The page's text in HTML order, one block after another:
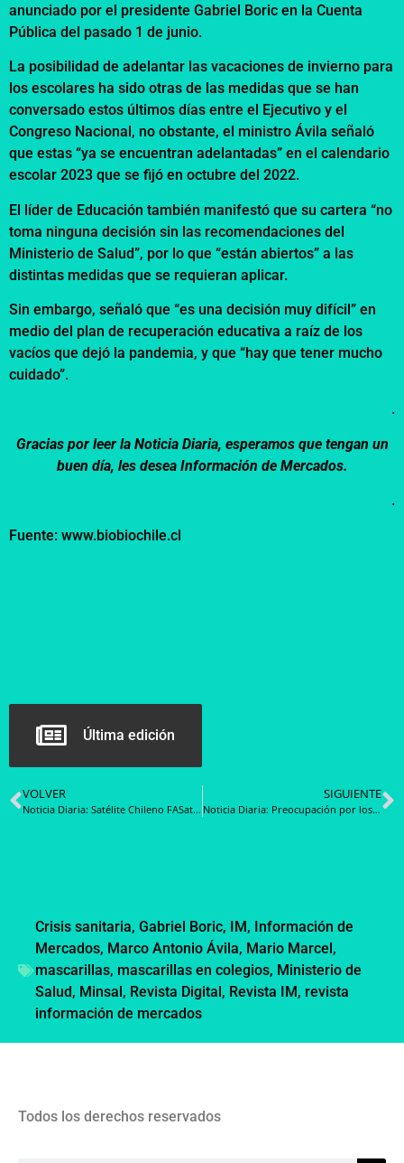
anunciado por el presidente Gabriel Boric en la Cuenta
Pública del pasado 1 de junio.
La posibilidad de adelantar las vacaciones de invierno para
los escolares ha sido otras de las medidas que se han
conversado estos últimos días entre el Ejecutivo y el
Congreso Nacional, no obstante, el ministro Ávila señaló
que estas “ya se encuentran adelantadas” en el calendario
escolar 2023 que se fijó en octubre del 2022.
El líder de Educación también manifestó que su cartera “no
toma ninguna decisión sin las recomendaciones del
Ministerio de Salud”, por lo que “están abiertos” a las
distintas medidas que se requieran aplicar.
Sin embargo, señaló que “es una decisión muy difícil” en
medio del plan de recuperación educativa a raíz de los
vacíos que dejó la pandemia, y que “hay que tener mucho
cuidado”.
.
Gracias por leer la Noticia Diaria, esperamos que tengan un
buen día, les desea Información de Mercados.
.
Fuente: www.biobiochile.cl
Última edición
VOLVER
Noticia Diaria: Satélite Chileno FASat-Delta se pone en órbita debido a proyecto encabezado por la compañía SpaceX
SIGUIENTE
Noticia Diaria: Preocupación por los Negativos Resultados del Simce 2022
Crisis sanitaria, Gabriel Boric, IM, Información de
Mercados, Marco Antonio Ávila, Mario Marcel,
mascarillas, mascarillas en colegios, Ministerio de
Salud, Minsal, Revista Digital, Revista IM, revista
información de mercados
Todos los derechos reservados